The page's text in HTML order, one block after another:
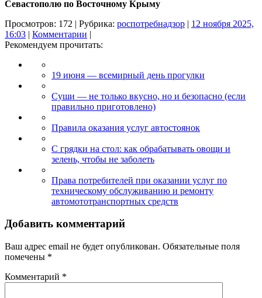
Севастополю по Восточному Крыму
Просмотров: 172 | Рубрика: роспотребнадзор | 12 ноября 2025,
16:03 | Комментарии |
Рекомендуем прочитать:
19 июня — всемирный день прогулки
Суши — не только вкусно, но и безопасно (если
правильно приготовлено)
Правила оказания услуг автостоянок
С грядки на стол: как обрабатывать овощи и
зелень, чтобы не заболеть
Права потребителей при оказании услуг по
техническому обслуживанию и ремонту
автомототранспортных средств
Добавить комментарий
Ваш адрес email не будет опубликован. Обязательные поля
помечены *
Комментарий *